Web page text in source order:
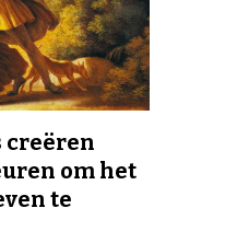
creëren
om het
te